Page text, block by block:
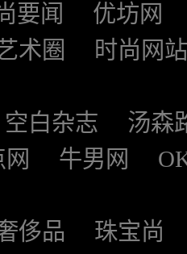
要闻
优坊网
术圈
时尚网站
空白杂志
汤森
牛男网
侈品
珠宝尚